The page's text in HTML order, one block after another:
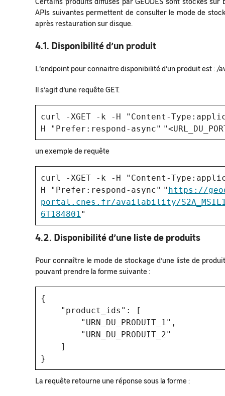
APIs suivantes permettent de consulter le mode de
après restauration sur disque.
4.1. Disponibilité d’un produit
L’endpoint pour connaitre disponibilité d’un produit est :
Il s’agit d’une requête GET.
curl -XGET -k -H
"Content-
H
"Prefer:respond-async"
un exemple de requête
curl -XGET -k -H
"Content-
H
"Prefer:respond-async" " https://
portal.cnes.fr/availability/
6T184801"
4.2. Disponibilité d’une liste de produits
Pour connaître le mode de stockage d’une liste de
pouvant prendre la forme suivante :
{
"product_ids": [
"URN_DU_PRODUIT_1",
"URN_DU_PRODUIT_2"
]
}
La requête retourne une réponse sous la forme :